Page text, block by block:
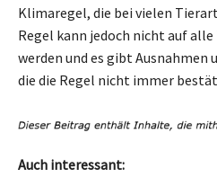
Klimaregel, die bei vielen
Regel kann jedoch nicht auf
werden und es gibt Ausnahmen
die die Regel nicht immer
Auch interessant: